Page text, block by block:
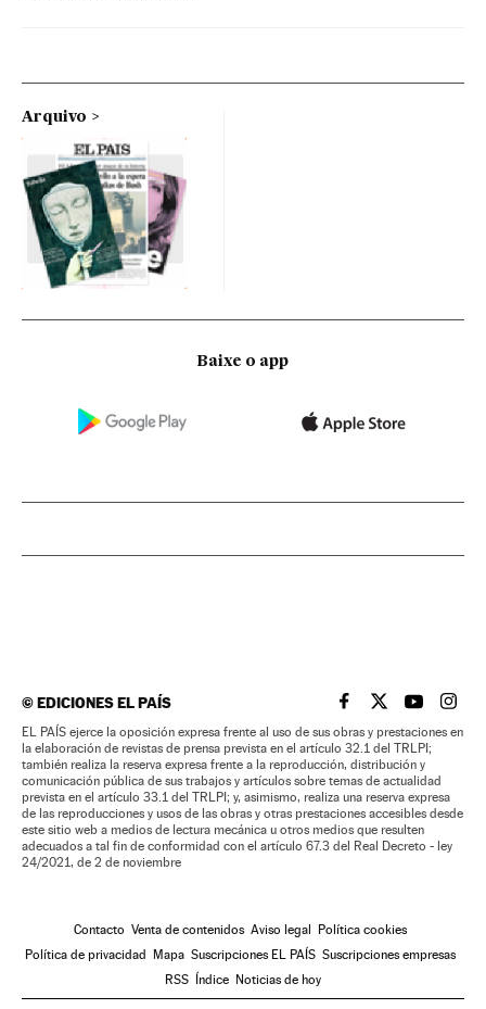
Arquivo
Baixe o app
©EDICIONES EL PAÍS EL PAÍS BRASIL EN
EL PAÍSEL PAÍS
EL
EL PAÍS ejerce la oposición expresa frente al uso de sus obras y prestaciones en
la elaboración de revistas de prensa prevista en el artículo 32.1 del TRLPI;
también realiza la reserva expresa frente a la reproducción, distribución y
comunicación pública de sus trabajos y artículos sobre temas de actualidad
prevista en el artículo 33.1 del TRLPI; y, asimismo, realiza una reserva expresa
de las reproducciones y usos de las obras y otras prestaciones accesibles desde
este sitio web a medios de lectura mecánica u otros medios que resulten
adecuados a tal fin de conformidad con el artículo 67.3 del Real Decreto - ley
24/2021, de 2 de noviembre
Contacto Venta de contenidos Aviso legal Política cookies
Política de privacidad Mapa Suscripciones EL PAÍS Suscripciones empresas
RSS Índice Noticias de hoy